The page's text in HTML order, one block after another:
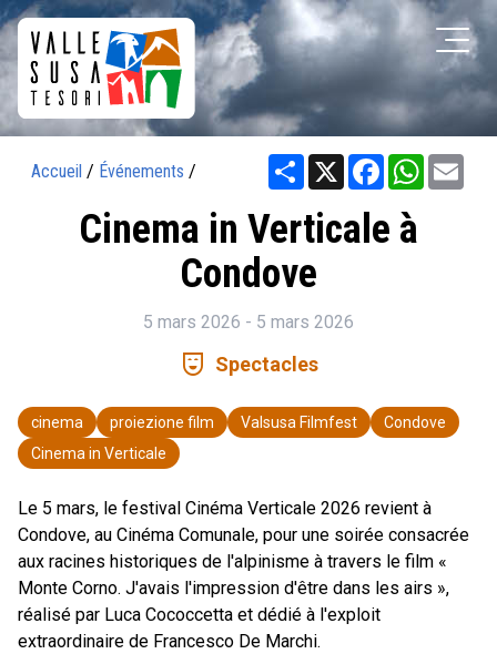
Accueil / Événements / Share X Facebook
Cinema in Verticale à
Condove
5 mars 2026 - 5 mars 2026
comedy_mask Spectacles
cinema proiezione film Valsusa Filmfest
Condove
Cinema in Verticale
Le 5 mars, le festival Cinéma Verticale 2026 revient à
Condove, au Cinéma Comunale, pour une soirée consacrée
aux racines historiques de l'alpinisme à travers le film «
Monte Corno. J'avais l'impression d'être dans les airs »,
réalisé par Luca Cococcetta et dédié à l'exploit
extraordinaire de Francesco De Marchi.